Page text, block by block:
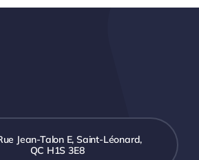
Jean-Talon E, Saint-Léonard,
QC H1S 3E8